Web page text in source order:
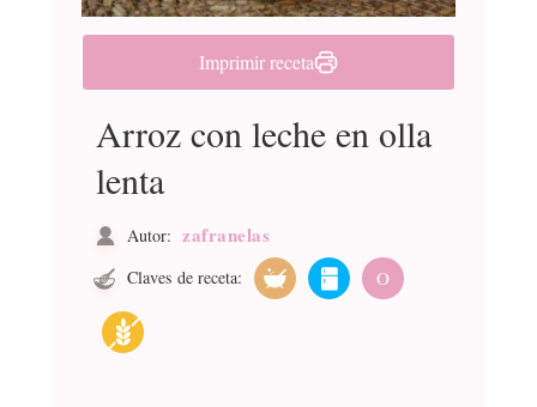
Imprimir receta
Arroz con leche en olla
lenta
Autor: zafranelas
Claves de receta: O